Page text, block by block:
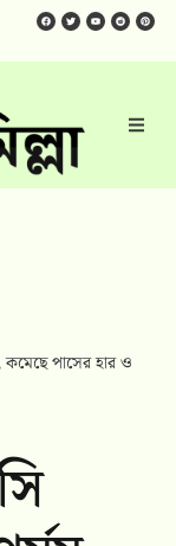
কমেছে পাসের হার ও